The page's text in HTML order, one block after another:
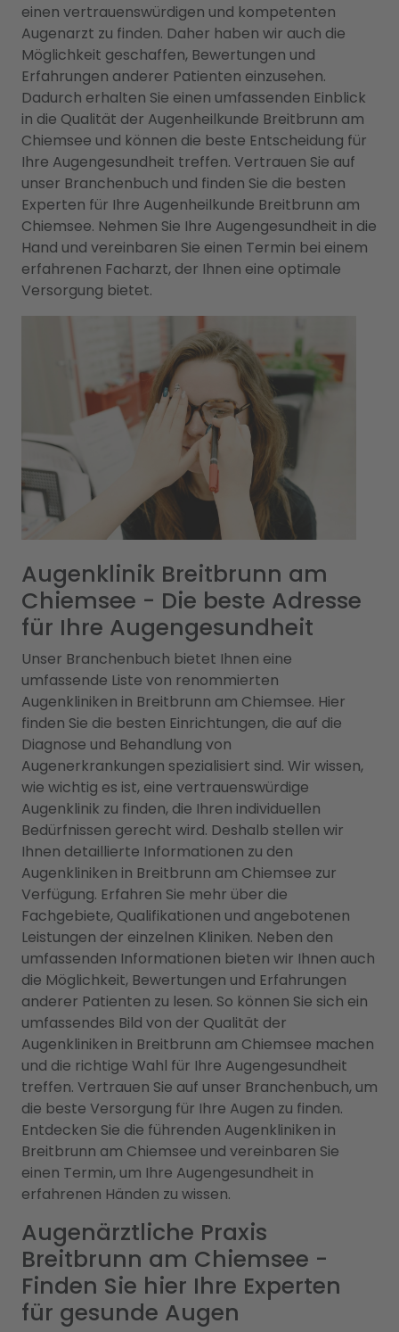
einen vertrauenswürdigen und kompetenten
Augenarzt zu finden. Daher haben wir auch die
Möglichkeit geschaffen, Bewertungen und
Erfahrungen anderer Patienten einzusehen.
Dadurch erhalten Sie einen umfassenden Einblick
in die Qualität der Augenheilkunde Breitbrunn am
Chiemsee und können die beste Entscheidung für
Ihre Augengesundheit treffen. Vertrauen Sie auf
unser Branchenbuch und finden Sie die besten
Experten für Ihre Augenheilkunde Breitbrunn am
Chiemsee. Nehmen Sie Ihre Augengesundheit in die
Hand und vereinbaren Sie einen Termin bei einem
erfahrenen Facharzt, der Ihnen eine optimale
Versorgung bietet.
Augenklinik Breitbrunn am
Chiemsee - Die beste Adresse
für Ihre Augengesundheit
Unser Branchenbuch bietet Ihnen eine
umfassende Liste von renommierten
Augenkliniken in Breitbrunn am Chiemsee. Hier
finden Sie die besten Einrichtungen, die auf die
Diagnose und Behandlung von
Augenerkrankungen spezialisiert sind. Wir wissen,
wie wichtig es ist, eine vertrauenswürdige
Augenklinik zu finden, die Ihren individuellen
Bedürfnissen gerecht wird. Deshalb stellen wir
Ihnen detaillierte Informationen zu den
Augenkliniken in Breitbrunn am Chiemsee zur
Verfügung. Erfahren Sie mehr über die
Fachgebiete, Qualifikationen und angebotenen
Leistungen der einzelnen Kliniken. Neben den
umfassenden Informationen bieten wir Ihnen auch
die Möglichkeit, Bewertungen und Erfahrungen
anderer Patienten zu lesen. So können Sie sich ein
umfassendes Bild von der Qualität der
Augenkliniken in Breitbrunn am Chiemsee machen
und die richtige Wahl für Ihre Augengesundheit
treffen. Vertrauen Sie auf unser Branchenbuch, um
die beste Versorgung für Ihre Augen zu finden.
Entdecken Sie die führenden Augenkliniken in
Breitbrunn am Chiemsee und vereinbaren Sie
einen Termin, um Ihre Augengesundheit in
erfahrenen Händen zu wissen.
Augenärztliche Praxis
Breitbrunn am Chiemsee -
Finden Sie hier Ihre Experten
für gesunde Augen